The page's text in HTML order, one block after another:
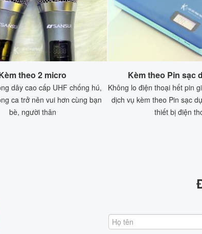
theo 2 micro
dây cao cấp UHF chống hú,
ca trở nên vui hơn cùng bạn
bè, người thân
Kèm theo Pin sạc
Không lo điện thoại hết pin
dịch vụ kèm theo Pin sạc
thiết bị điện